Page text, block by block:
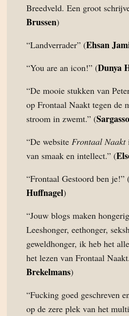
Breedveld. Een groot
Brussen)
“Landverrader” (Ehsan
“You are an icon!” (Dunya
“De mooie stukken van
op Frontaal Naakt tegen de
stroom in zwemt.” (Sargasso
“De website Frontaal Naakt
van smaak en intellect.” (
“Frontaal Gestoord ben je!”
Huffnagel)
“Jouw blogs maken
Leeshonger, eethonger,
geweldhonger, ik heb het
het lezen van Frontaal
Brekelmans)
“Fucking goed geschreven
op de zere plek van het